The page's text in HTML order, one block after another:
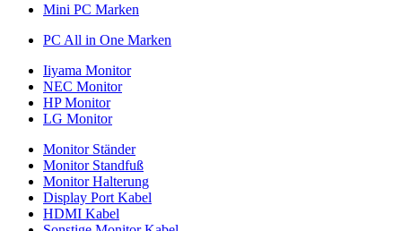
Mini PC Marken
PC All in One Marken
Iiyama Monitor
NEC Monitor
HP Monitor
LG Monitor
Monitor Ständer
Monitor Standfuß
Monitor Halterung
Display Port Kabel
HDMI Kabel